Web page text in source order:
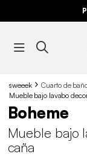
sweeek Cuarto de
Mueble bajo lavabo
Boheme
Mueble bajo
caña